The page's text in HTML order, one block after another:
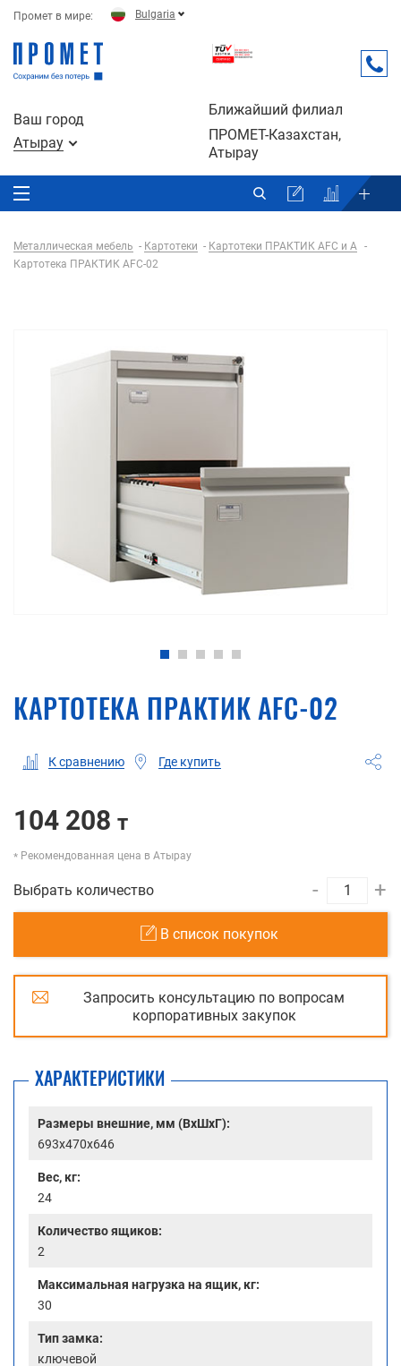
Промет в мире: Bulgaria
Ваш город
Атырау
Ближайший филиал
ПРОМЕТ-Казахстан,
Атырау
Металлическая мебель Картотеки
Картотеки ПРАКТИК AFC и A
Картотека ПРАКТИК AFC-02
КАРТОТЕКА ПРАКТИК AFC-02
К сравнению Где купить
104 208 т
Рекомендованная цена в Атырау
Выбрать количество - +
В список покупок
Запросить консультацию по вопросам
корпоративных закупок
ХАРАКТЕРИСТИКИ
Размеры внешние, мм (ВхШхГ):
693x470x646
Вес, кг:
24
Количество ящиков:
2
Максимальная нагрузка на ящик, кг:
30
Тип замка:
ключевой